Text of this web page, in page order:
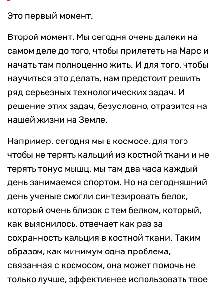
Это первый момент.
Второй момент. Мы сегодня очень далеки на
самом деле до того, чтобы прилететь на Марс и
начать там полноценно жить. И для того, чтобы
научиться это делать, нам предстоит решить
ряд серьезных технологических задач. И
решение этих задач, безусловно, отразится на
нашей жизни на Земле.
Например, сегодня мы в космосе, для того
чтобы не терять кальций из костной ткани и не
терять тонус мышц, мы там два часа каждый
день занимаемся спортом. Но на сегодняшний
день ученые смогли синтезировать белок,
который очень близок с тем белком, который,
как выяснилось, отвечает как раз за
сохранность кальция в костной ткани. Таким
образом, как минимум одна проблема,
связанная с космосом, она может помочь не
только лучше, эффективнее использовать твое